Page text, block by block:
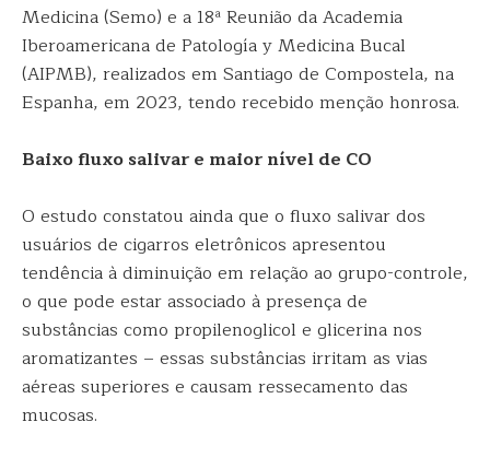
Medicina (Semo) e a 18ª Reunião da Academia
Iberoamericana de Patología y Medicina Bucal
(AIPMB), realizados em Santiago de Compostela, na
Espanha, em 2023, tendo recebido menção honrosa.
Baixo fluxo salivar e maior nível de CO
O estudo constatou ainda que o fluxo salivar dos
usuários de cigarros eletrônicos apresentou
tendência à diminuição em relação ao grupo-controle,
o que pode estar associado à presença de
substâncias como propilenoglicol e glicerina nos
aromatizantes – essas substâncias irritam as vias
aéreas superiores e causam ressecamento das
mucosas.